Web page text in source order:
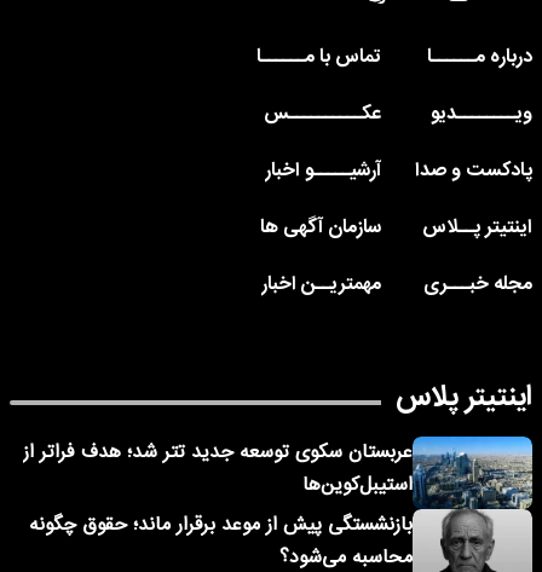
درباره مــــــا
تماس با مــــــا
ویــــــــدیو
عکــــــــــس
پادکست و صدا
آرشیـــــو اخبار
اینتیتر پــلاس
سازمان آگهی ها
مجله خبـــری
مهمتریــن اخبار
اینتیتر پلاس
عربستان سکوی توسعه جدید تتر شد؛ هدف فراتر از
استیبل‌کوین‌ها
بازنشستگی پیش از موعد برقرار ماند؛ حقوق چگونه
محاسبه می‌شود؟